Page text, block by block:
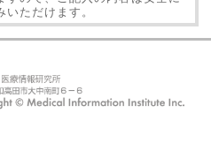
ただけます。